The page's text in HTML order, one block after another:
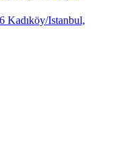
Kadıköy/Istanbul,